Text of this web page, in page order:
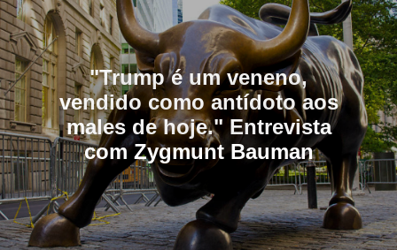
"Trump é um veneno,
vendido como antídoto aos
males de hoje." Entrevista
com Zygmunt Bauman